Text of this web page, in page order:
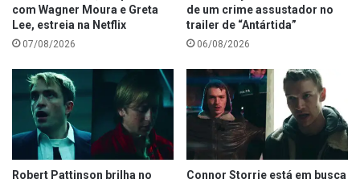
com Wagner Moura e Greta
Lee, estreia na Netflix
07/08/2026
de um crime assustador no
trailer de “Antártida”
06/08/2026
Robert Pattinson brilha no
Connor Storrie está em busca